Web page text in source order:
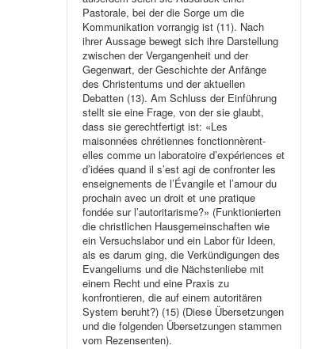
Pastorale, bei der die Sorge um die
Kommunikation vorrangig ist (11). Nach
ihrer Aussage bewegt sich ihre Darstellung
zwischen der Vergangenheit und der
Gegenwart, der Geschichte der Anfänge
des Christentums und der aktuellen
Debatten (13). Am Schluss der Einführung
stellt sie eine Frage, von der sie glaubt,
dass sie gerechtfertigt ist: «Les
maisonnées chrétiennes fonctionnèrent-
elles comme un laboratoire d’expériences et
d’idées quand il s’est agi de confronter les
enseignements de l’Évangile et l’amour du
prochain avec un droit et une pratique
fondée sur l’autoritarisme?» (Funktionierten
die christlichen Hausgemeinschaften wie
ein Versuchslabor und ein Labor für Ideen,
als es darum ging, die Verkündigungen des
Evangeliums und die Nächstenliebe mit
einem Recht und eine Praxis zu
konfrontieren, die auf einem autoritären
System beruht?) (15) (Diese Übersetzungen
und die folgenden Übersetzungen stammen
vom Rezensenten).